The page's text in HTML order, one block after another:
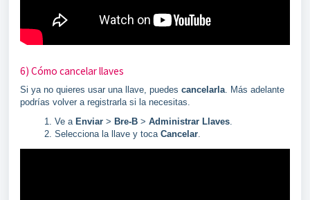
6) Cómo cancelar llaves
Si ya no quieres usar una llave, puedes cancelarla . Más adelante
podrías volver a registrarla si la necesitas.
Ve a Enviar > Bre-B > Administrar Llaves
Selecciona la llave y toca Cancelar